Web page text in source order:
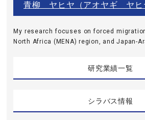
青柳 ヤヒヤ（アオヤギ ヤヒ
My research focuses on forced
North Africa (MENA) region, and Japan-
研究業績一覧
シラバス情報